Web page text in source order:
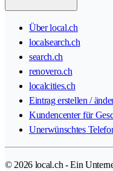
Über local.ch
localsearch.ch
search.ch
renovero.ch
localcities.ch
Eintrag erstellen /
Kundencenter für
Unerwünschtes
© 2026 local.ch - Ein